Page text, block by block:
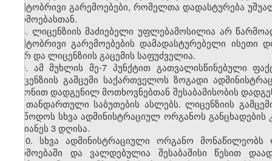
ფაქტობრივი გარემოებები, რომელთა დადასტურება
წარმოებასთან.
8. ლიცენზიის მაძიებელი უფლებამოსილია არ
ფაქტობრივი გარემოებების დამადასტურებელი ისეთი
მიერ და ლიცენზიის გაცემის საფუძველია.
9. ამ მუხლის მე-7 პუნქტით გათვალისწინებული
ლიცენზიის გამცემი საქართველოს ზოგადი
კანონით დადგენილ მოთხოვნებთან შესაბამისობის
და თანდართული საბუთების ასლებს. ლიცენზიის
მიაწოდოს სხვა ადმინისტრაციულ ორგანოს
უგვიანეს 3 დღისა.
10. სხვა ადმინისტრაციული ორგანო
წარმოებაში და ვალდებულია შესაბამისი წესით